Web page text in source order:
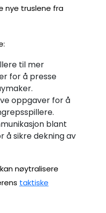
nye truslene fra
til mer
for å presse
oppgaver for å
blant
å sikre dekning av
nøytralisere
taktiske